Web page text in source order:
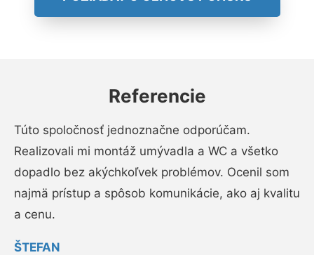
Referencie
Túto spoločnosť jednoznačne odporúčam.
Realizovali mi montáž umývadla a WC a všetko
dopadlo bez akýchkoľvek problémov. Ocenil som
najmä prístup a spôsob komunikácie, ako aj kvalitu
a cenu.
ŠTEFAN